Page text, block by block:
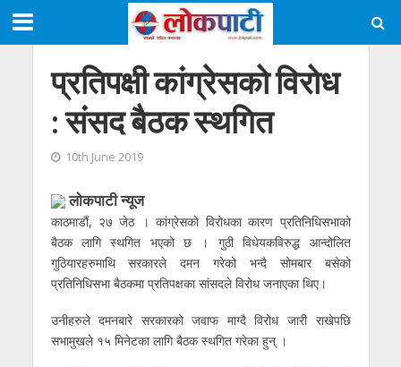
प्रतिपक्षी कांग्रेसको विरोध
: संसद बैठक स्थगित
10th June 2019
लाेकपाटी न्यूज
काठमाडौं, २७ जेठ । कांग्रेसको विरोधका कारण प्रतिनिधिसभाको
बैठक लागि स्थगित भएको छ । गुठी विधेयकविरुद्ध आन्दोलित
गुठियारहरुमाथि सरकारले दमन गरेको भन्दै सोमबार बसेको
प्रतिनिधिसभा बैठकमा प्रतिपक्षका सांसदले विरोध जनाएका थिए।
उनीहरुले दमनबारे सरकारको जवाफ माग्दै विरोध जारी राखेपछि
सभामुखले १५ मिनेटका लागि बैठक स्थगित गरेका हुन् ।